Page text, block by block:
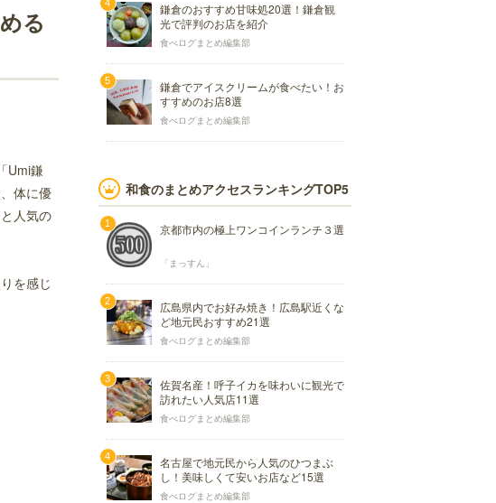
る
Umi鎌
体に優
人気の
を感じ
鎌倉のおすすめ甘味処20選！鎌倉観
光で評判のお店を紹介
食べログまとめ編集部
鎌倉でアイスクリームが食べたい！お
すすめのお店8選
食べログまとめ編集部
和食のまとめアクセスランキングTOP5
京都市内の極上ワンコインランチ３選
「まっすん」
広島県内でお好み焼き！広島駅近くな
ど地元民おすすめ21選
食べログまとめ編集部
佐賀名産！呼子イカを味わいに観光で
訪れたい人気店11選
食べログまとめ編集部
名古屋で地元民から人気のひつまぶ
し！美味しくて安いお店など15選
食べログまとめ編集部